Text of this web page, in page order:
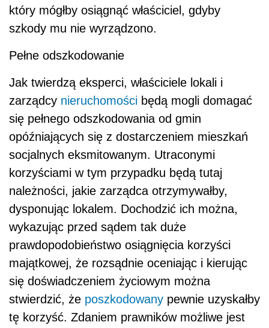
który mógłby osiągnąć właściciel, gdyby
szkody mu nie wyrządzono.
Pełne odszkodowanie
Jak twierdzą eksperci, właściciele lokali i
zarządcy nieruchomości będą mogli domagać
się pełnego odszkodowania od gmin
opóźniających się z dostarczeniem mieszkań
socjalnych eksmitowanym. Utraconymi
korzyściami w tym przypadku będą tutaj
należności, jakie zarządca otrzymywałby,
dysponując lokalem. Dochodzić ich można,
wykazując przed sądem tak duże
prawdopodobieństwo osiągnięcia korzyści
majątkowej, że rozsądnie oceniając i kierując
się doświadczeniem życiowym można
stwierdzić, że poszkodowany pewnie uzyskałby
tę korzyść. Zdaniem prawników możliwe jest